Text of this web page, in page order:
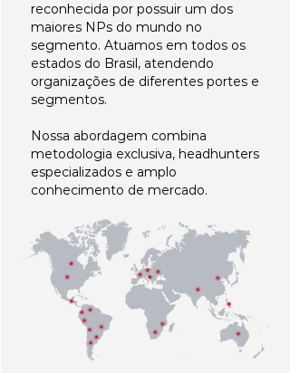
reconhecida por possuir um dos
maiores NPs do mundo no
segmento. Atuamos em todos os
estados do Brasil, atendendo
organizações de diferentes portes e
segmentos.
Nossa abordagem combina
metodologia exclusiva, headhunters
especializados e amplo
conhecimento de mercado.